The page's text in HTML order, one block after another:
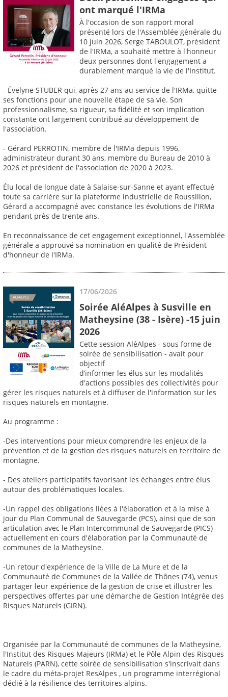
ont marqué l'IRMa
À l'occasion de son rapport moral
présenté lors de l'Assemblée générale du
10 juin 2026, Serge TABOULOT, président
de l'IRMa, a souhaité mettre à l'honneur
deux personnes dont l'engagement a
durablement marqué la vie de l'Institut.
- Évelyne STUBER qui, après 27 ans au service de l'IRMa, quitte
ses fonctions pour une nouvelle étape de sa vie. Son
professionnalisme, sa rigueur, sa fidélité et son implication
constante ont largement contribué au développement de
l'association.
- Gérard PERROTIN, membre de l'IRMa depuis 1996,
administrateur durant 30 ans, membre du Bureau de 2010 à
2026 et président de l'association de 2020 à 2023.
Élu local de longue date à Salaise-sur-Sanne et ayant effectué
toute sa carrière sur la plateforme industrielle de Roussillon,
Gérard a accompagné avec constance les évolutions de l'IRMa
pendant près de trente ans.
En reconnaissance de cet engagement exceptionnel, l'Assemblée
générale a approuvé sa nomination en qualité de Président
d'honneur de l'IRMa.
17/06/2026
Soirée AléAlpes à Susville en
Matheysine (38 - Isère) -15 juin
2026
Cette session AléAlpes - sous forme de
soirée de sensibilisation - avait pour
objectif
d’informer les élus sur les modalités
d'actions possibles des collectivités pour
gérer les risques naturels et à diffuser de l'information sur les
risques naturels en montagne.
Au programme :
-Des interventions pour mieux comprendre les enjeux de la
prévention et de la gestion des risques naturels en territoire de
montagne.
- Des ateliers participatifs favorisant les échanges entre élus
autour des problématiques locales.
-Un rappel des obligations liées à l'élaboration et à la mise à
jour du Plan Communal de Sauvegarde (PCS), ainsi que de son
articulation avec le Plan Intercommunal de Sauvegarde (PICS)
actuellement en cours d'élaboration par la Communauté de
communes de la Matheysine.
-Un retour d'expérience de la Ville de La Mure et de la
Communauté de Communes de la Vallée de Thônes (74), venus
partager leur expérience de la gestion de crise et illustrer les
perspectives offertes par une démarche de Gestion Intégrée des
Risques Naturels (GIRN).
Organisée par la Communauté de communes de la Matheysine,
l'Institut des Risques Majeurs (IRMa) et le Pôle Alpin des Risques
Naturels (PARN), cette soirée de sensibilisation s'inscrivait dans
le cadre du méta-projet ResAlpes , un programme interrégional
dédié à la résilience des territoires alpins.